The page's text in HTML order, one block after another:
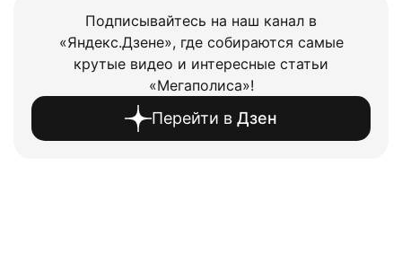
Подписывайтесь на наш канал в
«Яндекс.Дзене», где собираются самые
крутые видео и интересные статьи
«Мегаполиса»!
Перейти в Дзен